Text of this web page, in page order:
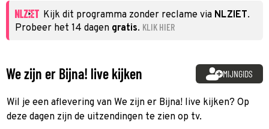
Kijk dit programma zonder reclame via NLZIET.
Probeer het 14 dagen gratis. KLIK HIER
We zijn er Bijna! live kijken MIJNGIDS
Wil je een aflevering van We zijn er Bijna! live kijken? Op
deze dagen zijn de uitzendingen te zien op tv.